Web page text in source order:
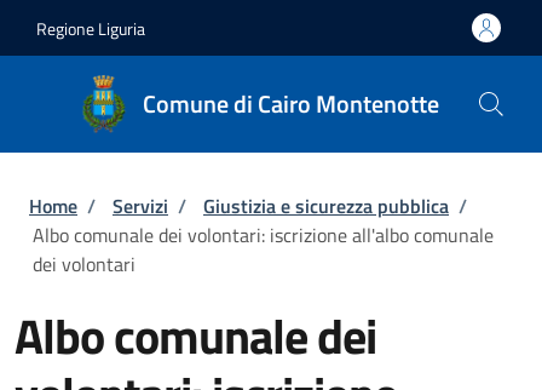
Regione Liguria
Comune di Cairo Montenotte
Briciole di pane
Home / Servizi / Giustizia e sicurezza pubblica /
Albo comunale dei volontari: iscrizione all'albo comunale
dei volontari
Albo comunale dei